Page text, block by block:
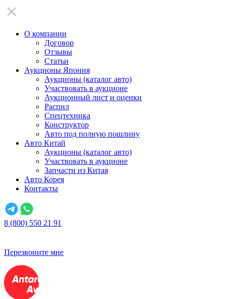
О компании
Договор
Отзывы
Статьи
Аукционы Япония
Аукционы (каталог авто)
Участвовать в аукционе
Аукционный лист и оценки
Распил
Спецтехника
Конструктор
Авто под полную пошлину
Авто Китай
Аукционы (каталог авто)
Участвовать в аукционе
Запчасти из Китая
Авто Корея
Контакты
8 (800) 550 21 91
Перезвоните мне